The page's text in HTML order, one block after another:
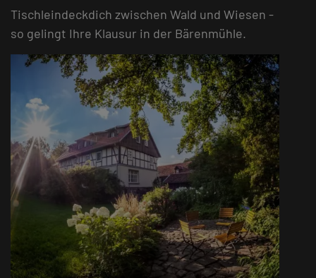
Tischleindeckdich zwischen Wald und Wiesen -
so gelingt Ihre Klausur in der Bärenmühle.